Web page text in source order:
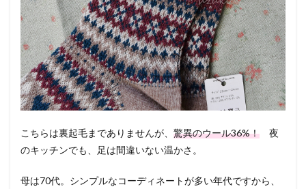
こちらは裏起毛までありませんが、 驚異のウール36%！ 夜
のキッチンでも、足は間違いない温かさ。
母は70代。シンプルなコーディネートが多い年代ですから、